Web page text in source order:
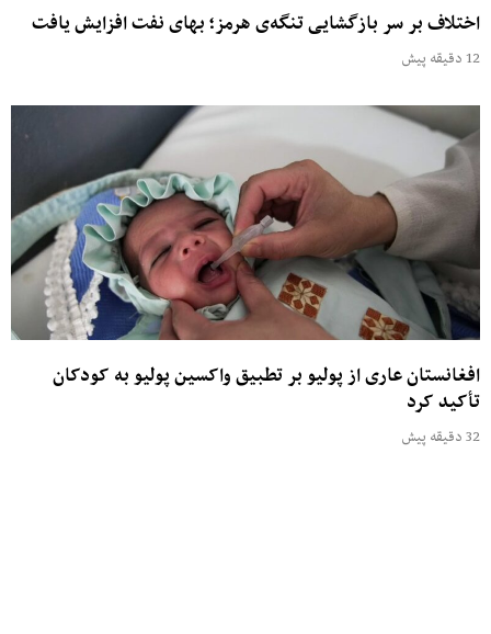
اختلاف بر سر بازگشایی تنگه‌ی هرمز؛ بهای نفت افزایش یافت
12 دقیقه پیش
افغانستان عاری از پولیو بر تطبیق واکسین پولیو به کودکان
تأکید کرد
32 دقیقه پیش